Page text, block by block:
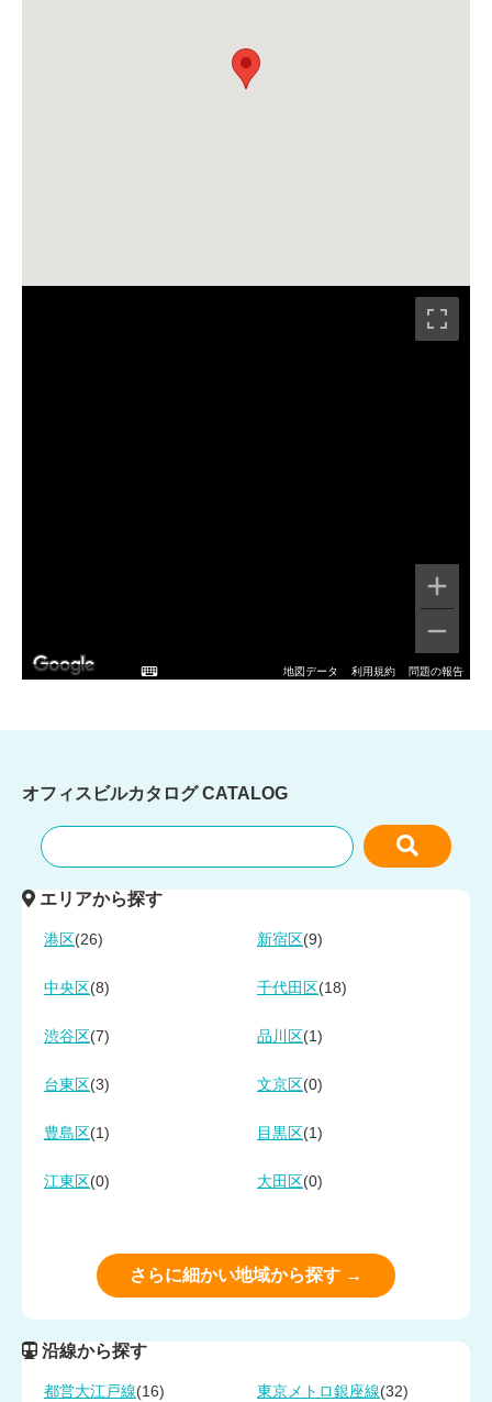
地図データ 利用規約 問題の報告
オフィスビルカタログCATALOG
エリアから探す
港区 (26) 新宿区 (9)
中央区 (8) 千代田区 (18)
渋谷区 (7) 品川区 (1)
台東区 (3) 文京区 (0)
豊島区 (1) 目黒区 (1)
江東区 (0) 大田区 (0)
さらに細かい地域から探す →
沿線から探す
都営大江戸線(16) 東京メトロ銀座線(32)